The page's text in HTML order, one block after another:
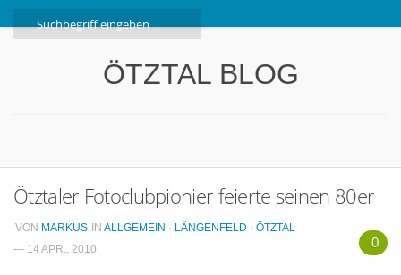
Home
Free W-LAN Verzeichnis Ötztal
Kostenloser Bustransfer ins Gletscherskigebiet von
Sölden
ÖTZTAL BLOG
Ötztaler Fotoclubpionier feierte seinen 80er
0
VON MARKUS IN ALLGEMEIN · LÄNGENFELD · ÖTZTAL
— 14 APR., 2010